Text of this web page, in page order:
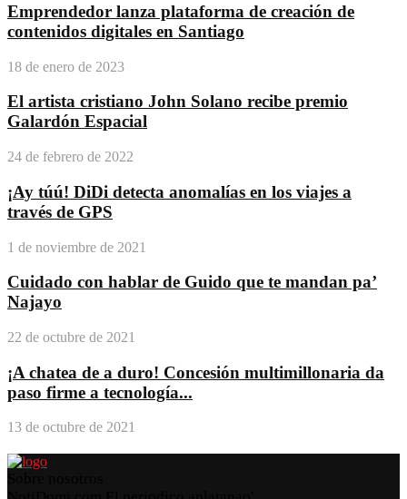
Emprendedor lanza plataforma de creación de
contenidos digitales en Santiago
18 de enero de 2023
El artista cristiano John Solano recibe premio
Galardón Espacial
24 de febrero de 2022
¡Ay túú! DiDi detecta anomalías en los viajes a
través de GPS
1 de noviembre de 2021
Cuidado con hablar de Guido que te mandan pa’
Najayo
22 de octubre de 2021
¡A chatea de a duro! Concesión multimillonaria da
paso firme a tecnología...
13 de octubre de 2021